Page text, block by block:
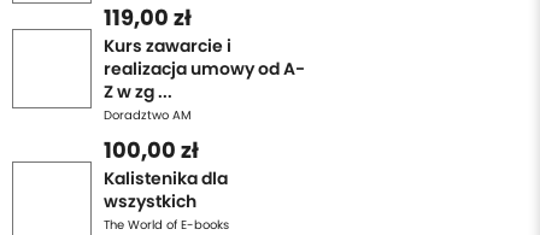
119,00 zł
Kurs zawarcie i
realizacja umowy od A-
Z w zg ...
Doradztwo AM
100,00 zł
Kalistenika dla
wszystkich
The World of E-books